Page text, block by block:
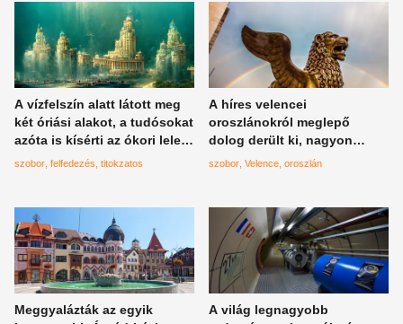
A vízfelszín alatt látott meg
két óriási alakot, a tudósokat
azóta is kísérti az ókori lelet
rejtélye
szobor felfedezés titokzatos
A híres velencei
oroszlánokról meglepő
dolog derült ki, nagyon
messziről kerültek oda
szobor Velence oroszlán
Meggyalázták az egyik
A világ legnagyobb